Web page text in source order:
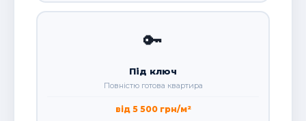
🔑
Під ключ
Повністю готова квартира
від 5 500 грн/м²